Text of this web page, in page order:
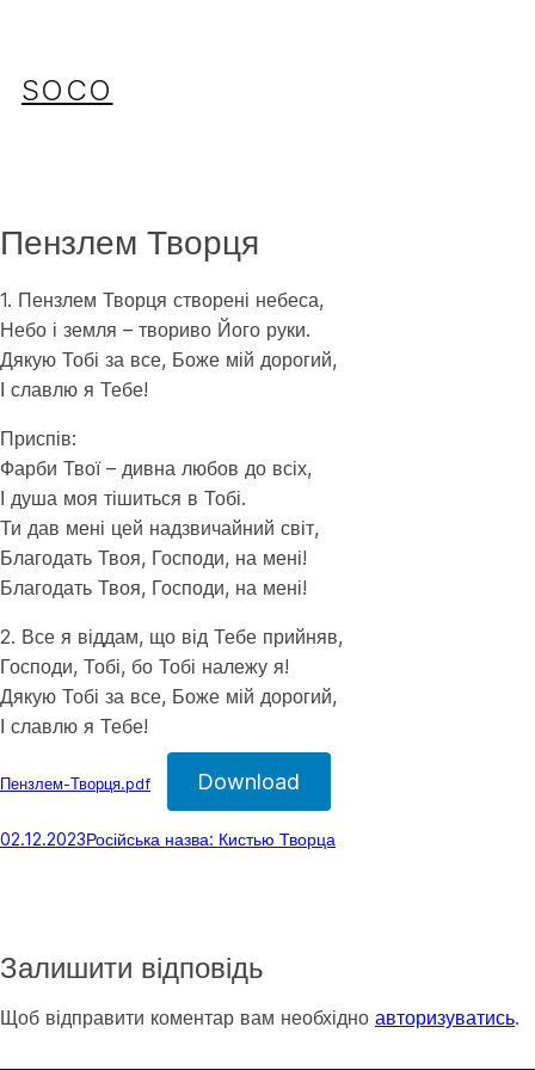
SOCO
Пензлем Творця
1. Пензлем Творця створені небеса,
Небо і земля – твориво Його руки.
Дякую Тобі за все, Боже мій дорогий,
І славлю я Тебе!
Приспів:
Фарби Твої – дивна любов до всіх,
І душа моя тішиться в Тобі.
Ти дав мені цей надзвичайний світ,
Благодать Твоя, Господи, на мені!
Благодать Твоя, Господи, на мені!
2. Все я віддам, що від Тебе прийняв,
Господи, Тобі, бо Тобі належу я!
Дякую Тобі за все, Боже мій дорогий,
І славлю я Тебе!
Пензлем-Творця.pdf Download
02.12.2023Російська назва: Кистью Творца
Залишити відповідь
Щоб відправити коментар вам необхідно авторизуватись.